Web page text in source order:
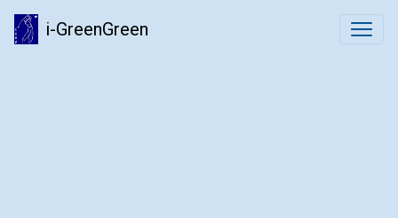
i-GreenGreen